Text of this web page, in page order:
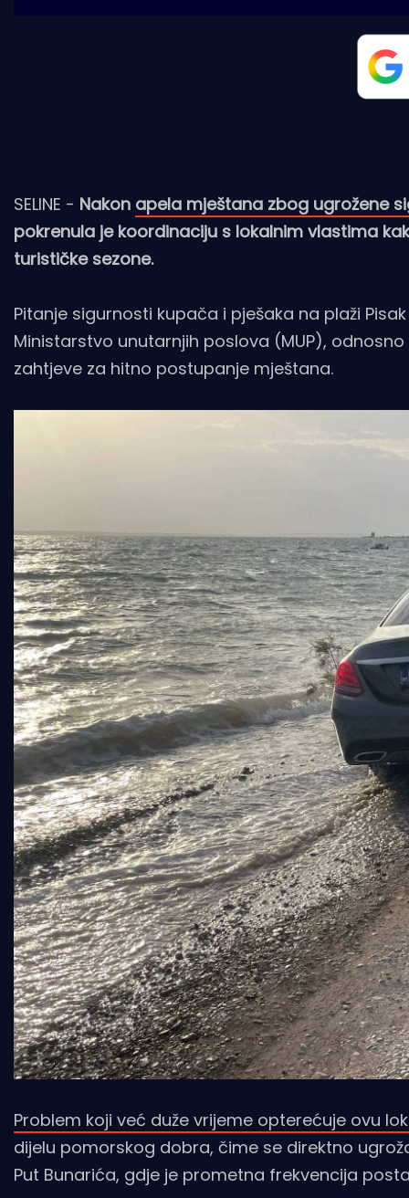
SELINE - Nakon apela mještana zbog ugrožene
pokrenula je koordinaciju s lokalnim vlastima
turističke sezone.
Pitanje sigurnosti kupača i pješaka na plaži
Ministarstvo unutarnjih poslova (MUP),
zahtjeve za hitno postupanje mještana.
Problem koji već duže vrijeme opterećuje ovu
dijelu pomorskog dobra, čime se direktno
Put Bunarića, gdje je prometna frekvencija